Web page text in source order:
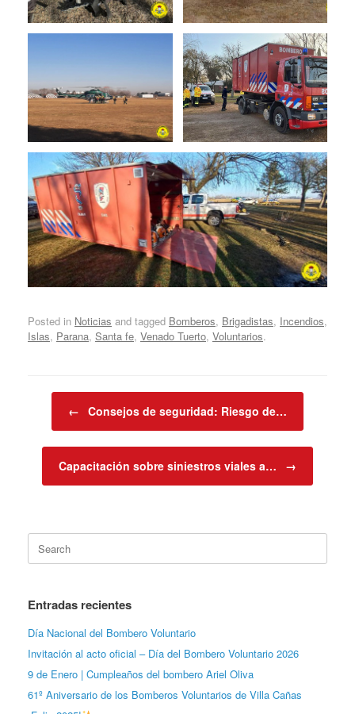
Posted in Noticias and tagged Bomberos, Brigadistas, Incendios,
Islas, Parana, Santa fe, Venado Tuerto, Voluntarios.
← Consejos de seguridad: Riesgo de…
Capacitación sobre siniestros viales a… →
Search
for:
Entradas recientes
Día Nacional del Bombero Voluntario
Invitación al acto oficial – Día del Bombero Voluntario 2026
9 de Enero | Cumpleaños del bombero Ariel Oliva
61º Aniversario de los Bomberos Voluntarios de Villa Cañas